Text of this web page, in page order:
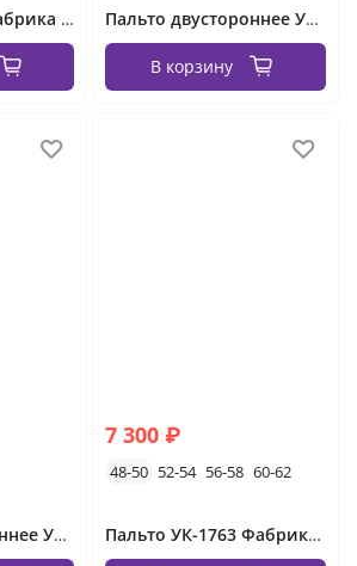
Пальто УК-324 Фабрика Моды Пальто двустороннее УК-1541-3 Фабрика Моды
В корзину
Пальто двустороннее УК-30368 Фабрика Моды
7 300 ₽
48-50 52-54 56-58 60-62
Пальто УК-1763 Фабрика Моды